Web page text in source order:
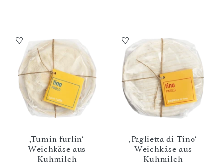
,Tumin furlin‘
Weichkäse aus
Kuhmilch
,Paglietta di Tino‘
Weichkäse aus
Kuhmilch